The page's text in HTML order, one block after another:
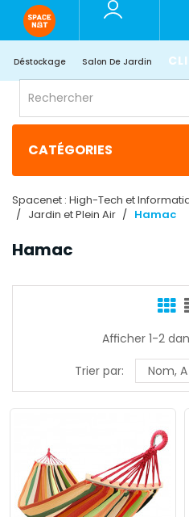
Déstockage Salon De Jardin
CATÉGORIES
Spacenet : High-Tech et
Jardin et Plein Air
Hamac
Hamac
Afficher 1-2
Trier par:
Nom, A